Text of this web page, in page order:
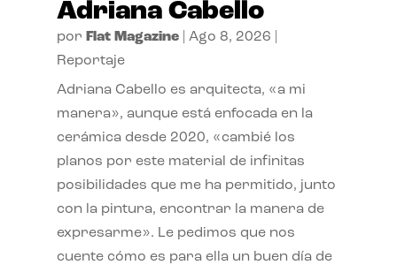
Adriana Cabello
por Flat Magazine| Ago 8, 2026
Reportaje
Adriana Cabello es arquitecta, «a mi
manera», aunque está enfocada en la
cerámica desde 2020, «cambié los
planos por este material de infinitas
posibilidades que me ha permitido, junto
con la pintura, encontrar la manera de
expresarme». Le pedimos que nos
cuente cómo es para ella un buen día de